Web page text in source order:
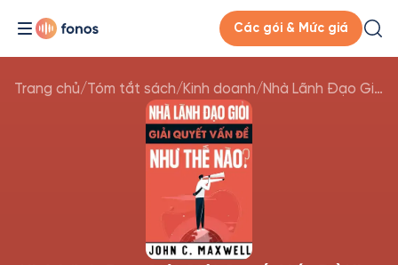
Các gói & Mức giá
Trang chủ/Tóm tắt sách/Kinh doanh/ Nhà Lãnh Đạo Giỏi Giải Quyết Vấn Đề Như Thế Nào